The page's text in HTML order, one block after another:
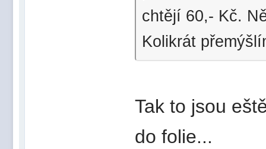
chtějí 60,- Kč.
Kolikrát
Tak to jsou
do folie...